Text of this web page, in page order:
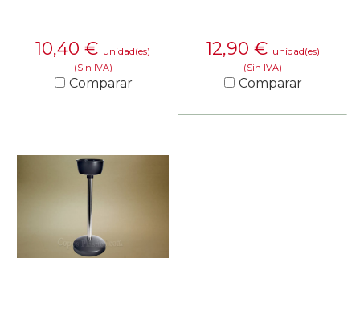
10,40 € unidad(es)
(Sin IVA)
Comparar
12,90 € unidad(es)
(Sin IVA)
Comparar
SABER MÁS